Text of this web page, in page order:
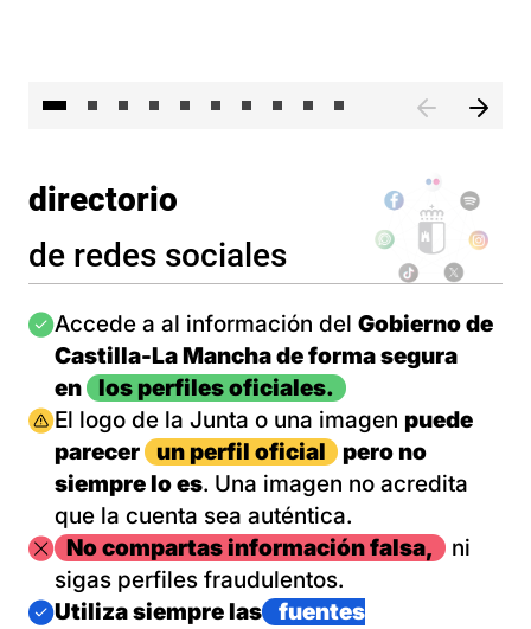
directorio
de redes sociales
Imagen
Accede a al información del Gobierno de
Castilla-La Mancha de forma segura
en
los perfiles oficiales.
Imagen
El logo de la Junta o una imagen puede
parecer
un perfil oficial
pero no
siempre lo es. Una imagen no acredita
que la cuenta sea auténtica.
ImagenNo compartas información falsa,
ni
sigas perfiles fraudulentos.
Imagen
Utiliza siempre las
fuentes